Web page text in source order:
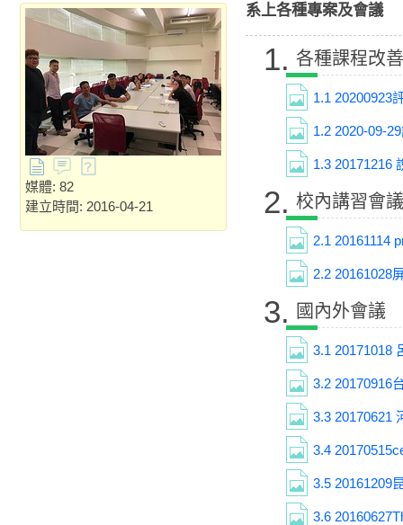
媒體: 82
建立時間: 2016-04-21
系上各種專案及會議
1. 各種課程改
1.1 20200923
1.2 2020-09-
1.3 20171216
2. 校內講習會議
2.1 20161114
2.2 20161028
3. 國內外會議
3.1 20171018
3.2 20170916
3.3 20170621
3.4
3.5 20161209
3.6